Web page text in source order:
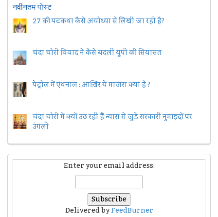
नवीनतम पोस्ट
27 की पटकथा कैसे अयोध्या से लिखी जा रही है?
चंदा चोरी विवाद ने कैसे बदली यूपी की सियासत
पेट्रोल में एथनाल : आख़िर ये माजरा क्या है ?
चंदा चोरी में क्यों उठ रही हैैं न्यास से जुड़े सरकारी नुमांइदों पर
उंगली
Enter your email address:
Delivered byFeedBurner